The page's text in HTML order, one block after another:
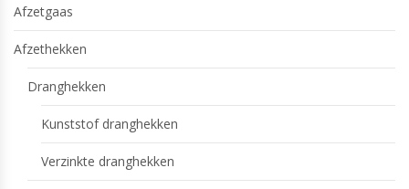
Afzetgaas
Afzethekken
Dranghekken
Kunststof dranghekken
Verzinkte dranghekken